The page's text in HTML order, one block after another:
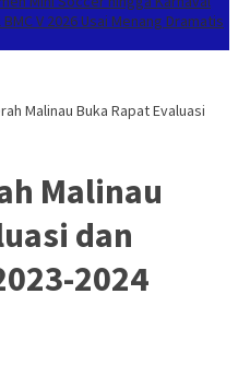
V 2026 Usai Menang Dramatis
Malinau Buka Rapat Evaluasi
Malinau
dan
2024